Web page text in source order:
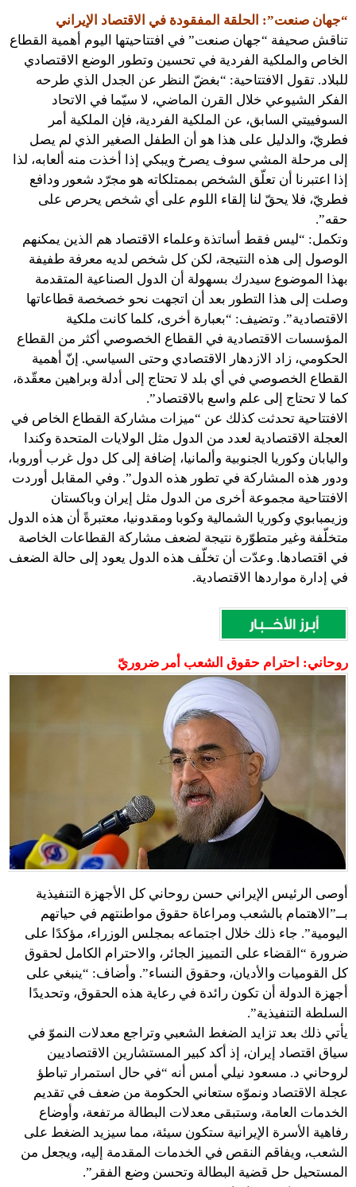
“جهان صنعت”: الحلقة المفقودة في الاقتصاد الإيراني
تناقش صحيفة “جهان صنعت” في افتتاحيتها اليوم أهمية القطاع
الخاص والملكية الفردية في تحسين وتطور الوضع الاقتصادي
للبلاد. تقول الافتتاحية: “بغضّ النظر عن الجدل الذي طرحه
الفكر الشيوعي خلال القرن الماضي، لا سيّما في الاتحاد
السوفييتي السابق، عن الملكية الفردية، فإن الملكية أمر
فطريّ، والدليل على هذا هو أن الطفل الصغير الذي لم يصل
إلى مرحلة المشي سوف يصرخ ويبكي إذا أخذت منه ألعابه، لذا
إذا اعتبرنا أن تعلّق الشخص بممتلكاته هو مجرّد شعور ودافع
فطريّ، فلا يحقّ لنا إلقاء اللوم على أي شخص يحرص على
حقه”.
وتكمل: “ليس فقط أساتذة وعلماء الاقتصاد هم الذين يمكنهم
الوصول إلى هذه النتيجة، لكن كل شخص لديه معرفة طفيفة
بهذا الموضوع سيدرك بسهولة أن الدول الصناعية المتقدمة
وصلت إلى هذا التطور بعد أن اتجهت نحو خصخصة قطاعاتها
الاقتصادية”. وتضيف: “بعبارة أخرى، كلما كانت ملكية
المؤسسات الاقتصادية في القطاع الخصوصي أكثر من القطاع
الحكومي، زاد الازدهار الاقتصادي وحتى السياسي. إنّ أهمية
القطاع الخصوصي في أي بلد لا تحتاج إلى أدلة وبراهين معقّدة،
كما لا تحتاج إلى علم واسع بالاقتصاد”.
الافتتاحية تحدثت كذلك عن “ميزات مشاركة القطاع الخاص في
العجلة الاقتصادية لعدد من الدول مثل الولايات المتحدة وكندا
واليابان وكوريا الجنوبية وألمانيا، إضافة إلى كل دول غرب أوروبا،
ودور هذه المشاركة في تطور هذه الدول”. وفي المقابل أوردت
الافتتاحية مجموعة أخرى من الدول مثل إيران وباكستان
وزيمبابوي وكوريا الشمالية وكوبا ومقدونيا، معتبرةً أن هذه الدول
متخلّفة وغير متطوّرة نتيجة لضعف مشاركة القطاعات الخاصة
في اقتصادها. وعدّت أن تخلّف هذه الدول يعود إلى حالة الضعف
في إدارة مواردها الاقتصادية.
روحاني: احترام حقوق الشعب أمر ضروريّ
أوصى الرئيس الإيراني حسن روحاني كل الأجهزة التنفيذية
بــ”الاهتمام بالشعب ومراعاة حقوق مواطنتهم في حياتهم
اليومية”. جاء ذلك خلال اجتماعه بمجلس الوزراء، مؤكدًا على
ضرورة “القضاء على التمييز الجائر، والاحترام الكامل لحقوق
كل القوميات والأديان، وحقوق النساء”. وأضاف: “ينبغي على
أجهزة الدولة أن تكون رائدة في رعاية هذه الحقوق، وتحديدًا
السلطة التنفيذية”.
يأتي ذلك بعد تزايد الضغط الشعبي وتراجع معدلات النموّ في
سياق اقتصاد إيران، إذ أكد كبير المستشارين الاقتصاديين
لروحاني د. مسعود نيلي أمس أنه “في حال استمرار تباطؤ
عجلة الاقتصاد ونموّه ستعاني الحكومة من ضعف في تقديم
الخدمات العامة، وستبقى معدلات البطالة مرتفعة، وأوضاع
رفاهية الأسرة الإيرانية ستكون سيئة، مما سيزيد الضغط على
الشعب، ويفاقم النقص في الخدمات المقدمة إليه، ويجعل من
المستحيل حل قضية البطالة وتحسن وضع الفقر”.